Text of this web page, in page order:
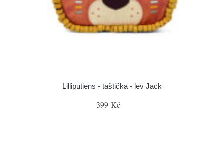
Lilliputiens - taštička - lev Jack
399 Kč